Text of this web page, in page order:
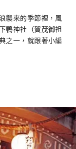
襲來的季節裡，風
鴨神社（賀茂御祖
之一，就跟著小編